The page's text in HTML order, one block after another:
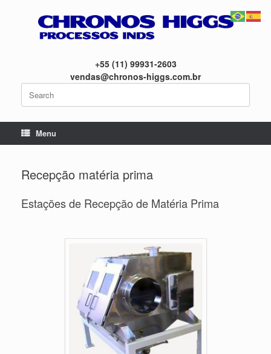
+55 (11) 99931-2603
vendas@chronos-higgs.com.br
Search
for:
Menu
Recepção matéria prima
Estações de Recepção de Matéria Prima